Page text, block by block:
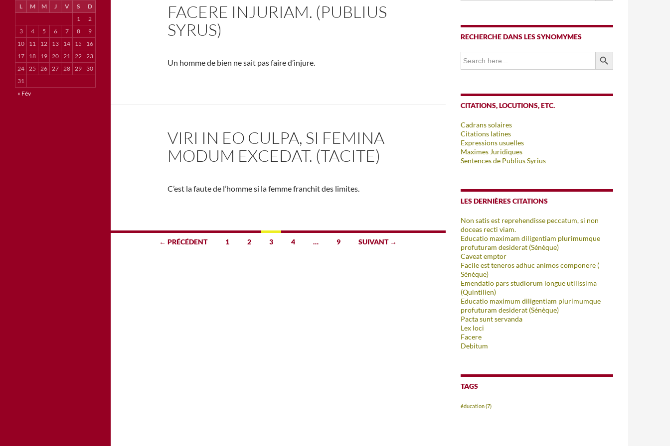
FACERE INJURIAM. (PUBLIUS
SYRUS)
Un homme de bien ne sait pas faire d’injure.
VIRI IN EO CULPA, SI FEMINA
MODUM EXCEDAT. (TACITE)
C’est la faute de l’homme si la femme franchit des limites.
Navigation← PRÉCÉDENT 1 2 3 4 … 9 SUIVANT →
RECHERCHE DANS LES SYNOMYMES
Search
for:
SEARCH BUTTON
CITATIONS, LOCUTIONS, ETC.
Cadrans solaires
Citations latines
Expressions usuelles
Maximes Juridiques
Sentences de Publius Syrius
LES DERNIÈRES CITATIONS
Non satis est reprehendisse peccatum, si non
doceas recti viam.
Educatio maximam diligentiam plurimumque
profuturam desiderat (Sénèque)
Caveat emptor
Facile est teneros adhuc animos componere (
Sénèque)
Emendatio pars studiorum longue utilissima
(Quintilien)
Educatio maximum diligentiam plurimumque
profuturam desiderat (Sénèque)
Pacta sunt servanda
Lex loci
Facere
Debitum
TAGS
éducation(7)
L M M J V S
D
1
2
3
4 5 6 7 8
9
10
11 12 13 14 15
16
17
18 19 20 21 22 23
24 25 26 27 28 29
30
31
« Fév